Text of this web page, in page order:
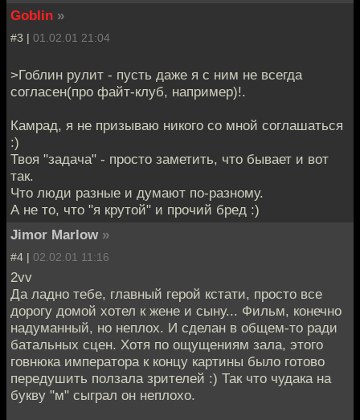
Goblin »
#3 | 01.02.01 21:04
>Гоблин рулит - пусть даже я с ним не всегда
согласен(про файт-клуб, например)!.
Камрад, я не призываю никого со мной соглашаться
:)
Твоя "задача" - просто заметить, что бывает и вот
так.
Что люди разные и думают по-разному.
А не то, что "я крутой" и прочий бред :)
Jimor Marlow »
#4 | 02.02.01 11:16
2vv
Да ладно тебе, главный герой кстати, просто все
дорогу домой хотел к жене и сыну... Фильм, конечно
надуманный, но неплох. И сделан в общем-то ради
батальных сцен. Хотя по ощущениям зала, этого
говнюка императора к концу картины было готово
передушить ползала зрителей :) Так что чудака на
букву "м" сыграл он неплохо.